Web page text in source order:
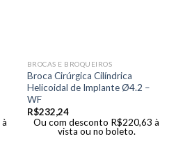
à
BROCAS E BROQUEIROS
Broca Cirúrgica Cilíndrica
Helicoidal de Implante Ø4.2 –
WF
R$232,24
Ou com desconto R$220,63 à
vista ou no boleto.